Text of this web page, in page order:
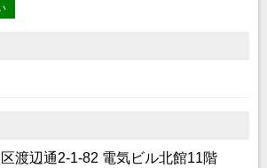
渡辺通2-1-82 電気ビル北館11階